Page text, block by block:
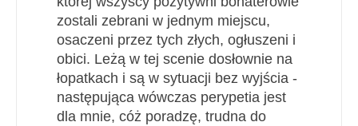
zostali zebrani w jednym miejscu,
osaczeni przez tych złych, ogłuszeni i
obici. Leżą w tej scenie dosłownie na
łopatkach i są w sytuacji bez wyjścia -
następująca wówczas perypetia jest
dla mnie, cóż poradzę, trudna do